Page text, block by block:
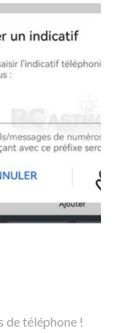
de téléphone !